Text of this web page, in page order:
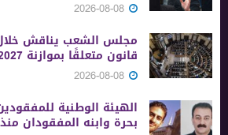
قانون متعلقًا بموازنة 2027
الهيئة الوطنية
بحرة وابنه المفقودان منذ